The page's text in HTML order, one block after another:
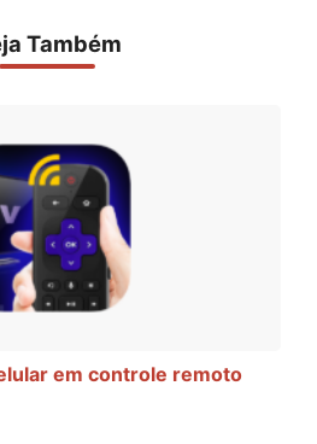
Também
em controle remoto